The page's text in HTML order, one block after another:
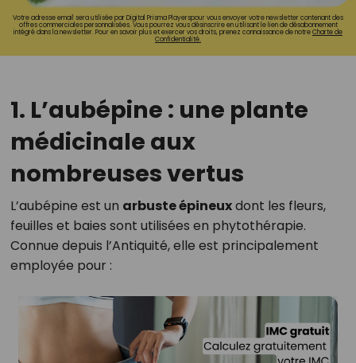
Votre adresse email sera utilisée par Digital Prisma Playerspour vous envoyer votre newsletter contenant des
offres commerciales personnalisées. Vous pourrez vous désinscrire en utilisant le lien de désabonnement
intégré dans la newsletter. Pour en savoir plus et exercer vos droits, prenez connaissance de notreCharte de
Confidentialité.
1. L’aubépine : une plante
médicinale aux
nombreuses vertus
L’aubépine est un arbuste épineuxdont les fleurs,
feuilles et baies sont utilisées en phytothérapie.
Connue depuis l’Antiquité, elle est principalement
employée pour :